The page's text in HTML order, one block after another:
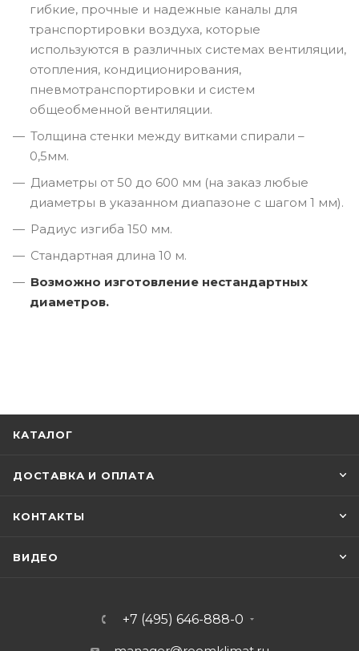
гибкие, прочные и надежные каналы для
транспортировки воздуха, которые
используются в различных системах вентиляции,
отопления, кондиционирования,
пневмотранспортировки и систем
общеобменной вентиляции.
Толщина стенки между витками спирали –
0,5мм.
Диаметры от 50 до 600 мм (на заказ любые
диаметры в указанном диапазоне с шагом 1 мм).
Радиус изгиба 150 мм.
Cтандартная длина 10 м.
Возможно изготовление нестандартных
диаметров.
КАТАЛОГ
ДОСТАВКА И ОПЛАТА
КОНТАКТЫ
ВИДЕО
+7 (495) 646-888-0